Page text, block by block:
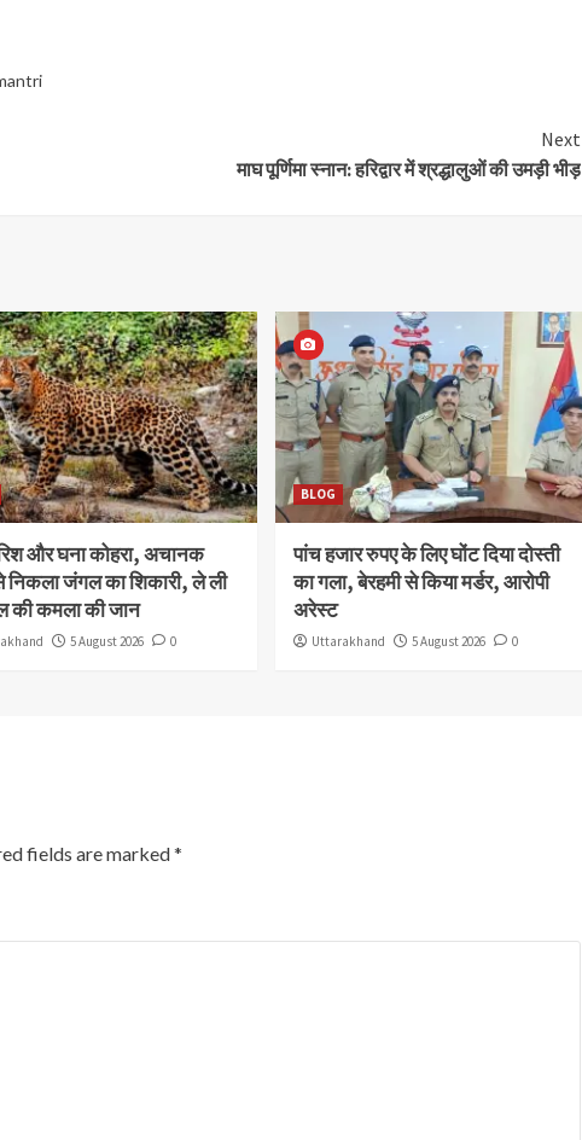
Next
माघ पूर्णिमा स्नान: हरिद्वार में श्रद्धालुओं की उमड़ी भीड़
और घना कोहरा, अचानक
निकला जंगल का शिकारी, ले ली
की कमला की जान
5 August 2026 0
BLOG
पांच हजार रुपए के लिए घोंट दिया दोस्ती
का गला, बेरहमी से किया मर्डर, आरोपी
अरेस्ट
Uttarakhand 5 August 2026 0
fields are marked*